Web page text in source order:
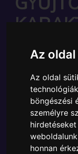
Az
Az oldal
böngészési
személyre
honnan
Cikkszám:
Ára:6890 Ft
A Funko POP -
Funko - Disney
Skellington
csomagolásban
gazdáját.